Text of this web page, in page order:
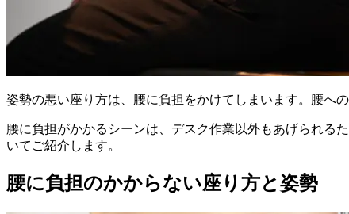
姿勢の悪い座り方は、腰に負担をかけてしまいます。腰へ
腰に負担がかかるシーンは、デスク作業以外もあげられる
いてご紹介します。
腰に負担のかからない座り方と姿勢